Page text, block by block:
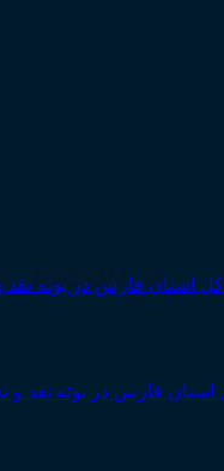
استان فارس در بوته نقد